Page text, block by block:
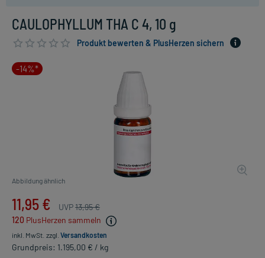
CAULOPHYLLUM THA C 4, 10 g
Produkt bewerten & PlusHerzen sichern
-14%*
Abbildung ähnlich
11,95 € UVP13,95 €
120 PlusHerzen sammeln
inkl. MwSt. zzgl. Versandkosten
Grundpreis: 1.195,00 € / kg